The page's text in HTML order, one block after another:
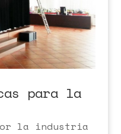
para la
la industria